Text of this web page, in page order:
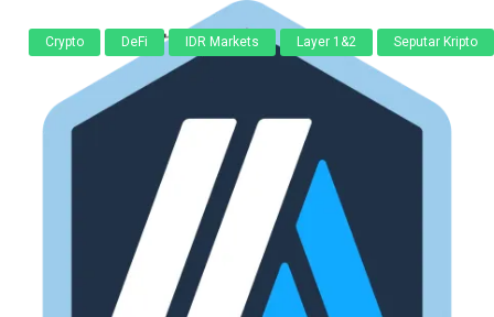
Crypto DeFi IDR Markets Layer 1&2 Seputar Kripto